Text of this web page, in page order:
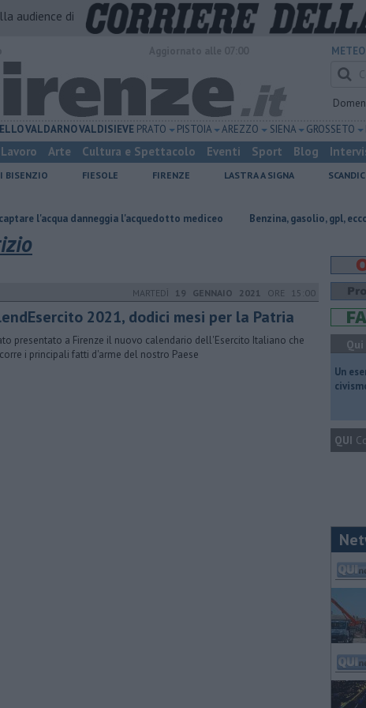
audience di
VALDARNOVALDISIEVE PRATO PISTOIA AREZZO SIENA GROSSETO
Lavoro Arte Cultura e Spettacolo Eventi Sport Blog
BISENZIO FIESOLE FIRENZE LASTRA A SIGNA
danneggia l'acquedotto mediceo ​Benzina, gasolio, gpl, ecco dove
MARTEDÌ 19 GENNAIO 2021 ORE 15:00
2021, dodici mesi per la Patria
presentato a Firenze il nuovo calendario dell'Esercito Italiano che
i principali fatti d'arme del nostro Paese
​Un
QUI